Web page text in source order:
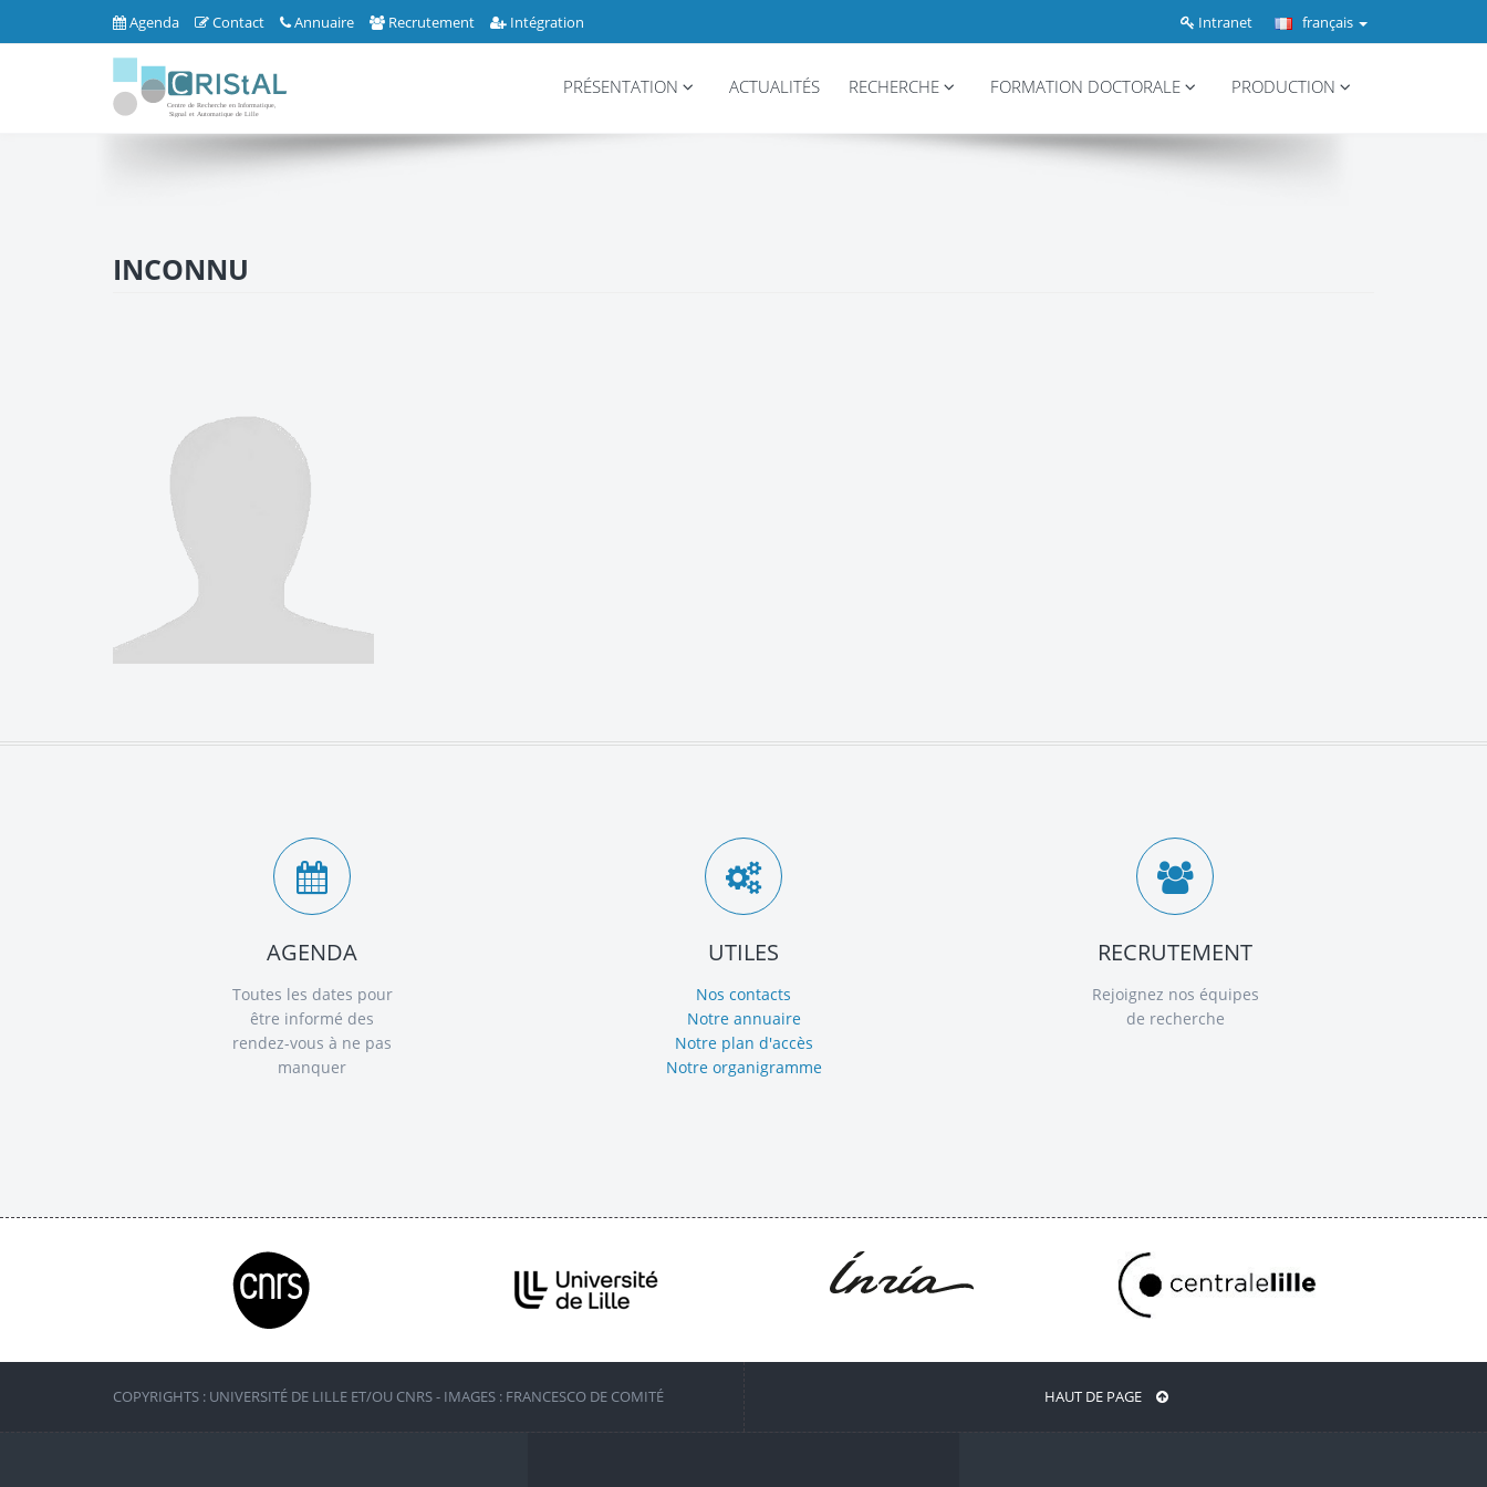
Agenda Contact Annuaire Recrutement Intégration français
Intranet
PRÉSENTATION ACTUALITÉS RECHERCHE FORMATION DOCTORALE PRODUCTION
INCONNU
AGENDA
Toutes les dates pour
être informé des
rendez-vous à ne pas
manquer
UTILES
Nos contacts
Notre annuaire
Notre plan d'accès
Notre organigramme
RECRUTEMENT
Rejoignez nos équipes
de recherche
COPYRIGHTS : UNIVERSITÉ DE LILLE ET/OU CNRS - IMAGES : FRANCESCO DE COMITÉ HAUT DE PAGE